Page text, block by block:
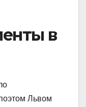
в
Львом